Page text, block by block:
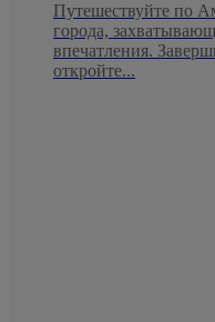
Путешествуйте по
города,
впечатления.
откройте...